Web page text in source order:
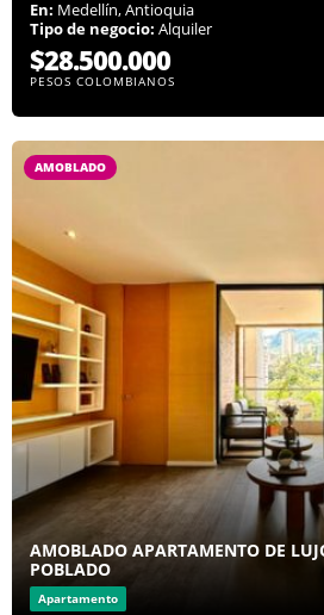
En: Medellín, Antioquia
Tipo de negocio: Alquiler
$28.500.000
PESOS COLOMBIANOS
AMOBLADO
AMOBLADO APARTAMENTO DE
POBLADO
Apartamento